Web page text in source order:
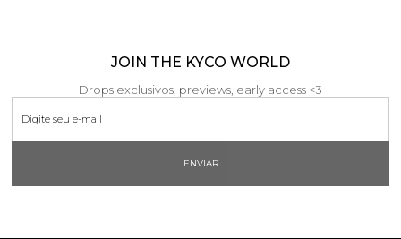
JOIN THE KYCO WORLD
Drops exclusivos, previews, early access <3
ENVIAR